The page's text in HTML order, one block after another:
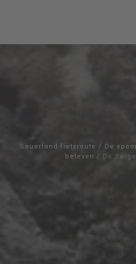
Sauerland-fietsroute / De
beleven / De